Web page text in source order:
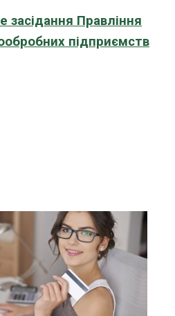
засідання Правління
підприємств